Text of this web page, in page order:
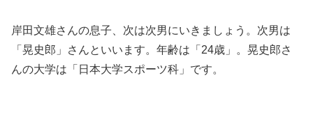
岸田文雄さんの息子、次は次男にいきましょう。次男は
「晃史郎」さんといいます。年齢は「24歳」。晃史郎さ
んの大学は「日本大学スポーツ科」です。